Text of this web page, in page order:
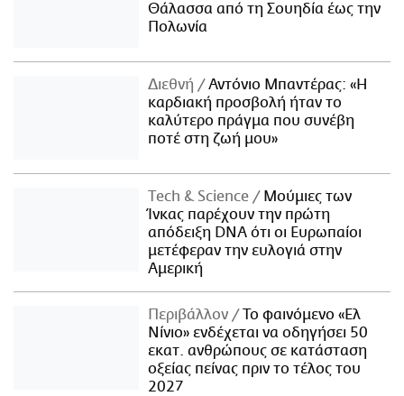
Θάλασσα από τη Σουηδία έως την
Πολωνία
Διεθνή
Αντόνιο Μπαντέρας: «Η
καρδιακή προσβολή ήταν το
καλύτερο πράγμα που συνέβη
ποτέ στη ζωή μου»
Τech & Science
Μούμιες των
Ίνκας παρέχουν την πρώτη
απόδειξη DNA ότι οι Ευρωπαίοι
μετέφεραν την ευλογιά στην
Αμερική
Περιβάλλον
Το φαινόμενο «Ελ
Νίνιο» ενδέχεται να οδηγήσει 50
εκατ. ανθρώπους σε κατάσταση
οξείας πείνας πριν το τέλος του
2027